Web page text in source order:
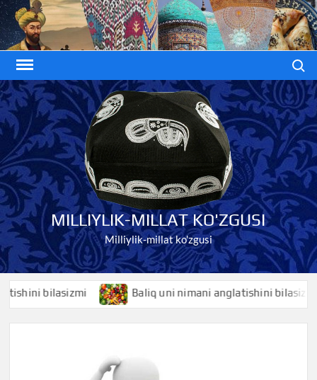
Skip
to
content
MILLIYLIK-MILLAT KO'ZGUSI
Milliylik-millat ko'zgusi
bilasizmi Baliq uni nimani anglatishini bilasizmi